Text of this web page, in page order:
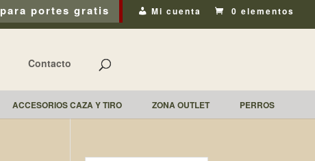
para portes gratis Mi cuenta 0 elementos
Contacto
ACCESORIOS CAZA Y TIRO ZONA OUTLET PERROS